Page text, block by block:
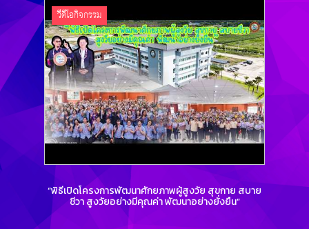
วีดีโอกิจกรรม
“พิธีเปิดโครงการพัฒนาศักยภาพผู้สูงวัย สุขกาย สบาย
ชีวา สูงวัยอย่างมีคุณค่า พัฒนาอย่างยั่งยืน”
โค